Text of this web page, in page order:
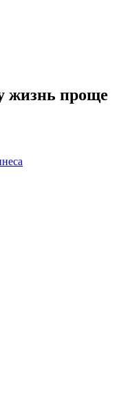
жизнь проще